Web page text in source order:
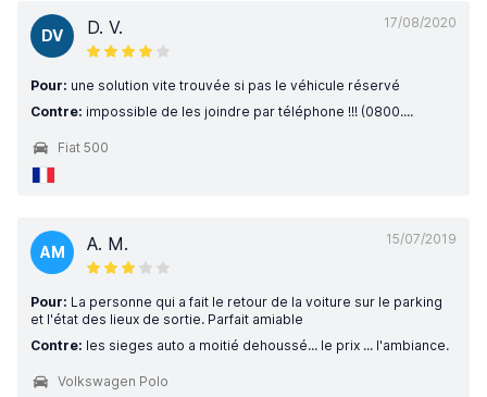
17/08/2020
DV D. V.
Pour: une solution vite trouvée si pas le véhicule réservé
Contre: impossible de les joindre par téléphone !!! (0800....
Fiat 500
15/07/2019
AM A. M.
Pour: La personne qui a fait le retour de la voiture sur le parking
et l'état des lieux de sortie. Parfait amiable
Contre: les sieges auto a moitié dehoussé... le prix ... l'ambiance.
Volkswagen Polo